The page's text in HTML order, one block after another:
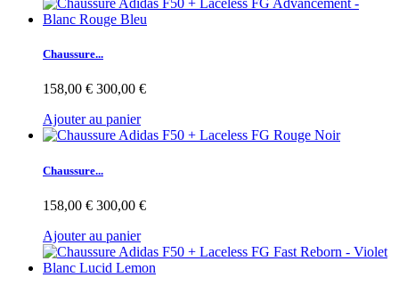
Chaussure...
158,00 € 300,00 €
Ajouter au panier
Chaussure...
158,00 € 300,00 €
Ajouter au panier